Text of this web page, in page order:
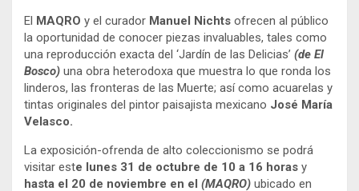
El MAQRO y el curador Manuel Nichts ofrecen al público
la oportunidad de conocer piezas invaluables, tales como
una reproducción exacta del ‘Jardín de las Delicias’ (de El
Bosco) una obra heterodoxa que muestra lo que ronda los
linderos, las fronteras de las Muerte; así como acuarelas y
tintas originales del pintor paisajista mexicano José María
Velasco.
La exposición-ofrenda de alto coleccionismo se podrá
visitar este lunes 31 de octubre de 10 a 16 horas y
hasta el 20 de noviembre en el (MAQRO) ubicado en